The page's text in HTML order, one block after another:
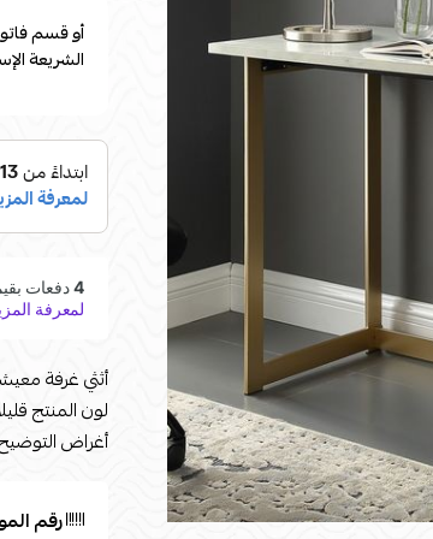
أو قسم
الشريعة
أثثي غرفة
لون المنتج
أغراض التوضيح فقط.
رقم